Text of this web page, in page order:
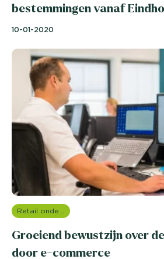
bestemmingen vanaf
10-01-2020
Retail onderzoek
Groeiend bewustzijn over
door e-commerce